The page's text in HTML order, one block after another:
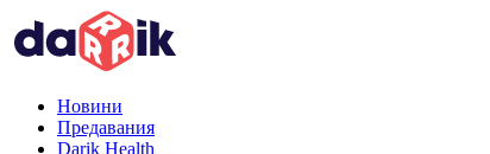
Новини
Предавания
Darik Health